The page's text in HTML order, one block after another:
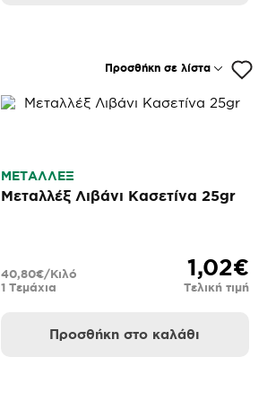
Προσθήκη σε λίστα
ΜΕΤΑΛΛΕΞ
Μεταλλέξ Λιβάνι Κασετίνα 25gr
1,02€
Τελική τιμή
1 Τεμάχια
40,80€/Κιλό
Προσθήκη στο καλάθι